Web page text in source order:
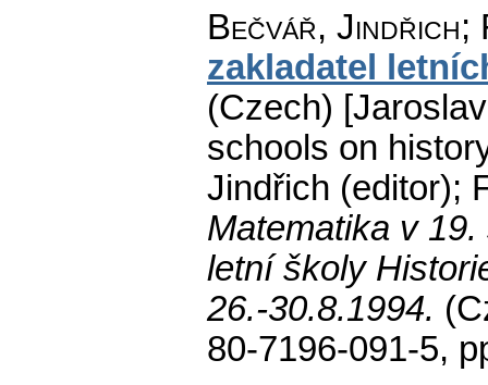
Bečvář, Jindřich;
zakladatel
(Czech)
schools on
Jindřich (editor);
Matematika v
letní školy
26.-30.8.1994.
80-7196-091-5,